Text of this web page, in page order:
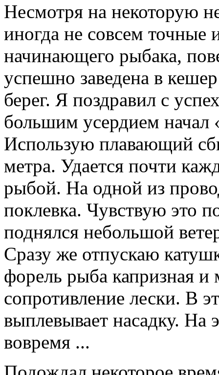
Несмотря на некоторую
иногда не совсем точные
начинающего рыбака,
успешно заведена в
берег. Я поздравил с
большим усердием начал
Использую плавающий
метра. Удается почти
рыбой. На одной из
поклевка. Чувствую это
поднялся небольшой
Сразу же отпускаю
форель рыба капризная и
сопротивление лески. В
выплевывает насадку. На
вовремя ...